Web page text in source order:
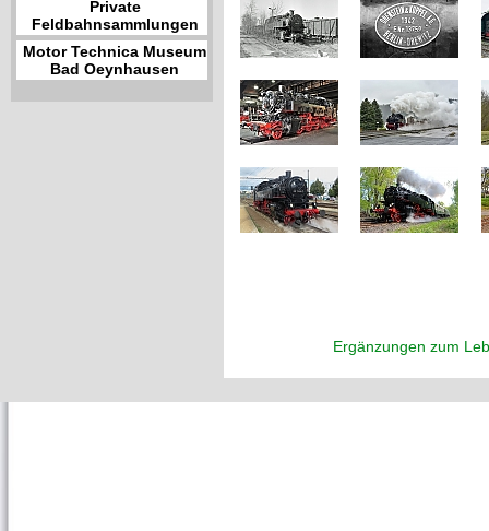
Private
Feldbahnsammlungen
Motor Technica Museum
Bad Oeynhausen
Ergänzungen zum